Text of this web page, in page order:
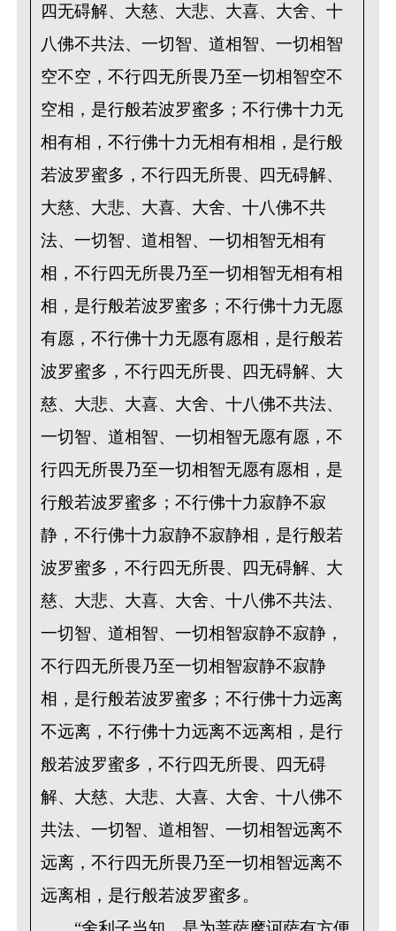
四无碍解、大慈、大悲、大喜、大舍、十
八佛不共法、一切智、道相智、一切相智
空不空，不行四无所畏乃至一切相智空不
空相，是行般若波罗蜜多；不行佛十力无
相有相，不行佛十力无相有相相，是行般
若波罗蜜多，不行四无所畏、四无碍解、
大慈、大悲、大喜、大舍、十八佛不共
法、一切智、道相智、一切相智无相有
相，不行四无所畏乃至一切相智无相有相
相，是行般若波罗蜜多；不行佛十力无愿
有愿，不行佛十力无愿有愿相，是行般若
波罗蜜多，不行四无所畏、四无碍解、大
慈、大悲、大喜、大舍、十八佛不共法、
一切智、道相智、一切相智无愿有愿，不
行四无所畏乃至一切相智无愿有愿相，是
行般若波罗蜜多；不行佛十力寂静不寂
静，不行佛十力寂静不寂静相，是行般若
波罗蜜多，不行四无所畏、四无碍解、大
慈、大悲、大喜、大舍、十八佛不共法、
一切智、道相智、一切相智寂静不寂静，
不行四无所畏乃至一切相智寂静不寂静
相，是行般若波罗蜜多；不行佛十力远离
不远离，不行佛十力远离不远离相，是行
般若波罗蜜多，不行四无所畏、四无碍
解、大慈、大悲、大喜、大舍、十八佛不
共法、一切智、道相智、一切相智远离不
远离，不行四无所畏乃至一切相智远离不
远离相，是行般若波罗蜜多。